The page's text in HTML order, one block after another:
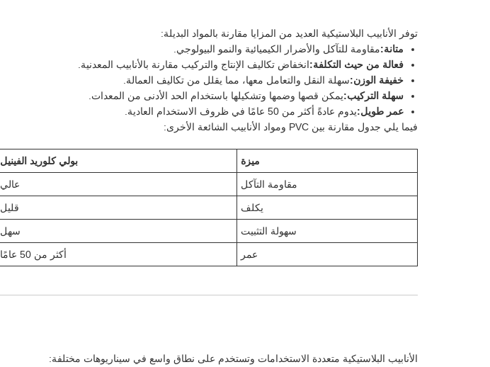
توفر الأنابيب البلاستيكية العديد من المزايا مقارنة بالمواد البديلة:
متانة:مقاومة للتآكل والأضرار الكيميائية والنمو البيولوجي.
فعالة من حيث التكلفة:انخفاض تكاليف الإنتاج والتركيب مقارنة بالأنابيب المعدنية.
خفيفة الوزن:سهلة النقل والتعامل معها، مما يقلل من تكاليف العمالة.
سهلة التركيب:يمكن قصها وضمها وتشكيلها باستخدام الحد الأدنى من المعدات.
عمر طويل:يدوم عادةً أكثر من 50 عامًا في ظروف الاستخدام العادية.
فيما يلي جدول مقارنة بين PVC ومواد الأنابيب الشائعة الأخرى:
ميزة بولي كلوريد الفينيل
مقاومة التآكل عالي
يكلف قليل
سهولة التثبيت سهل
عمر أكثر من 50 عامًا
الأنابيب البلاستيكية متعددة الاستخدامات وتستخدم على نطاق واسع في سيناريوهات مختلفة: